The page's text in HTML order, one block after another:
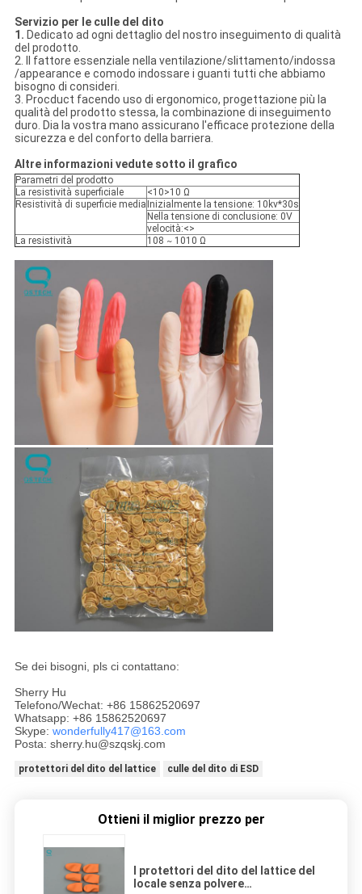
Servizio per le culle del dito
1. Dedicato ad ogni dettaglio del nostro inseguimento di qualità
del prodotto.
2. Il fattore essenziale nella ventilazione/slittamento/indossa
/appearance e comodo indossare i guanti tutti che abbiamo
bisogno di consideri.
3. Procduct facendo uso di ergonomico, progettazione più la
qualità del prodotto stessa, la combinazione di inseguimento
duro. Dia la vostra mano assicurano l'efficace protezione della
sicurezza e del conforto della barriera.
Altre informazioni vedute sotto il grafico
Parametri del prodotto
La resistività superficiale
<10>10 Ω
Resistività di superficie media Inizialmente la tensione: 10kv*30s
Nella tensione di conclusione: 0V
velocità:<>
La resistività
108 ~1010 Ω
Se dei bisogni, pls ci contattano:
Sherry Hu
Telefono/Wechat: +86 15862520697
Whatsapp: +86 15862520697
Skype: wonderfully417@163.com
Posta: sherry.hu@szqskj.com
protettori del dito del lattice culle del dito di ESD
Ottieni il miglior prezzo per
I protettori del dito del lattice del
locale senza polvere